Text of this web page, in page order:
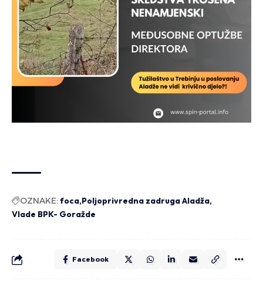
OZNAKE:foca Poljoprivredna zadruga Aladža
Vlade BPK- Goražde
Facebook